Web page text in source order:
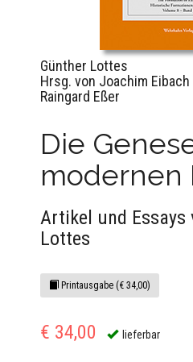
Günther Lottes
Hrsg. von Joachim
Raingard Eßer
Die
modernen
Artikel und Essays
Lottes
Printausgabe (€ 34,00)
€ 34,00 lieferbar